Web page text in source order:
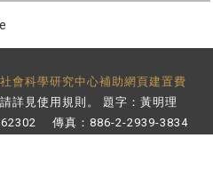
會科學研究中心補助網頁建置費
詳見使用規則 。 題字：黃明理
62302 傳真：886-2-2939-3834